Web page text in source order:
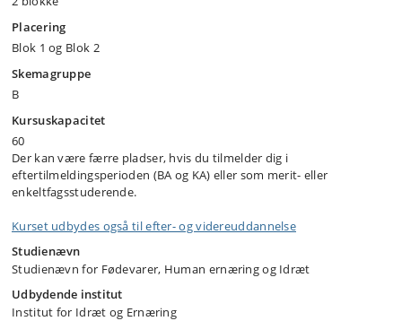
Placering
Blok 1 og Blok 2
Skemagruppe
B
Kursuskapacitet
60
Der kan være færre pladser, hvis du tilmelder dig i
eftertilmeldingsperioden (BA og KA) eller som merit- eller
enkeltfagsstuderende.
Kurset udbydes også til efter- og videreuddannelse
Studienævn
Studienævn for Fødevarer, Human ernæring og Idræt
Udbydende institut
Institut for Idræt og Ernæring